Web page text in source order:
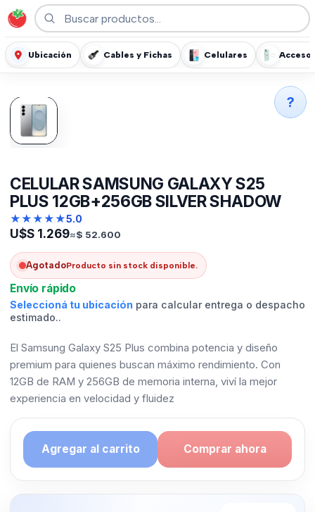
Ubicación Cables y Fichas Celulares
CELULAR SAMSUNG GALAXY S25
PLUS 12GB+256GB SILVER SHADOW
★★★★★5.0
U$S 1.269≈$ 52.600
AgotadoProducto sin stock disponible.
Envío rápido
Seleccioná tu ubicación para calcular entrega o despacho
estimado..
El Samsung Galaxy S25 Plus combina potencia y diseño
premium para quienes buscan máximo rendimiento. Con
12GB de RAM y 256GB de memoria interna, viví la mejor
experiencia en velocidad y fluidez
Agregar al carrito Comprar ahora
?